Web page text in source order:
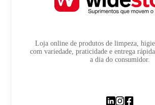
Loja online de produtos de limpeza,
com variedade, praticidade e entrega
a dia do consumidor.